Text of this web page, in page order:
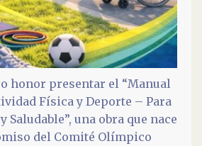
honor presentar el “Manual
Física y Deporte – Para
Saludable”, una obra que nace
del Comité Olímpico